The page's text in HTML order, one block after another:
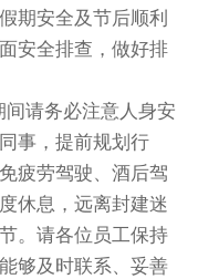
期安全及节后顺利
安全排查，做好排
请务必注意人身安
事，提前规划行
疲劳驾驶、酒后驾
休息，远离封建迷
。请各位员工保持
够及时联系、妥善